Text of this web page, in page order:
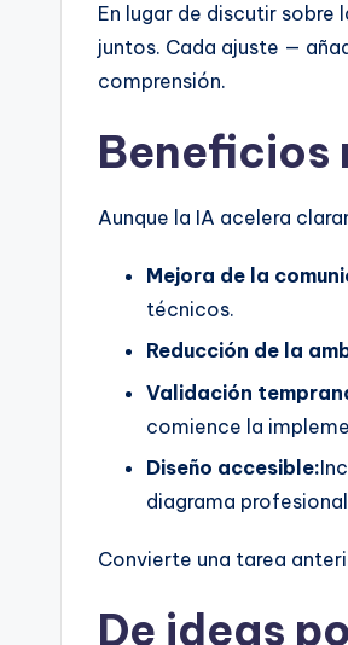
En lugar de discutir sobre
juntos. Cada ajuste —
comprensión.
Beneficios
Aunque la IA acelera
Mejora de la
técnicos.
Reducción de la
Validación
comience la
Diseño accesible:
diagrama
Convierte una tarea
De ideas